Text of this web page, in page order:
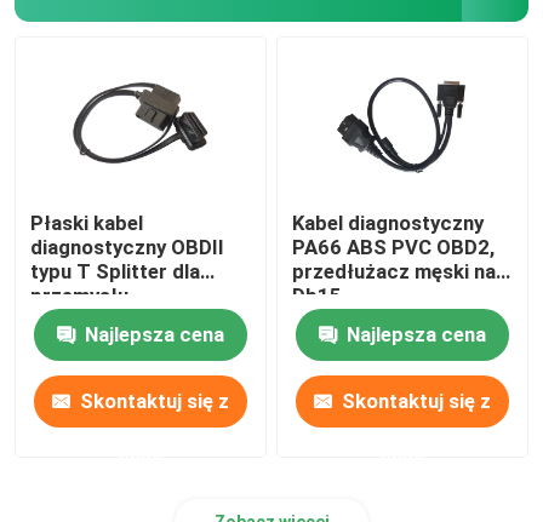
Kabel OBDII na USB
Płaski kabel
diagnostyczny OBDII
typu T Splitter dla
przemysłu
motoryzacyjnego
Najlepsza cena
Skontaktuj się z
Kabel diagnostyczny
PA66 ABS PVC OBD2,
przedłużacz męski na
Db15
Najlepsza cena
Skontaktuj się z